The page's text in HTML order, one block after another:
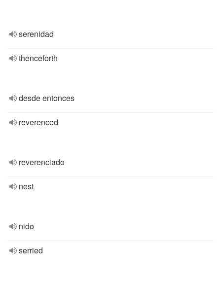
serenidad
thenceforth
desde entonces
reverenced
reverenciado
nest
nido
serried